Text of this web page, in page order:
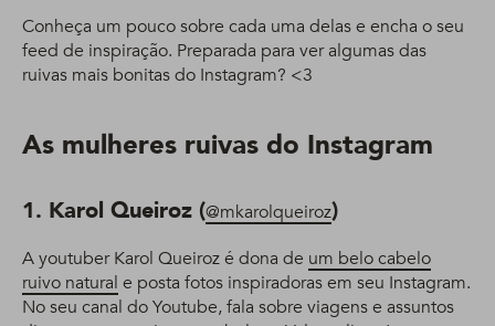
Conheça um pouco sobre cada uma delas e encha o seu
feed de inspiração. Preparada para ver algumas das
ruivas mais bonitas do Instagram? <3
As mulheres ruivas do Instagram
1. Karol Queiroz (@mkarolqueiroz)
A youtuber Karol Queiroz é dona de um belo cabelo
ruivo natural e posta fotos inspiradoras em seu Instagram.
No seu canal do Youtube, fala sobre viagens e assuntos